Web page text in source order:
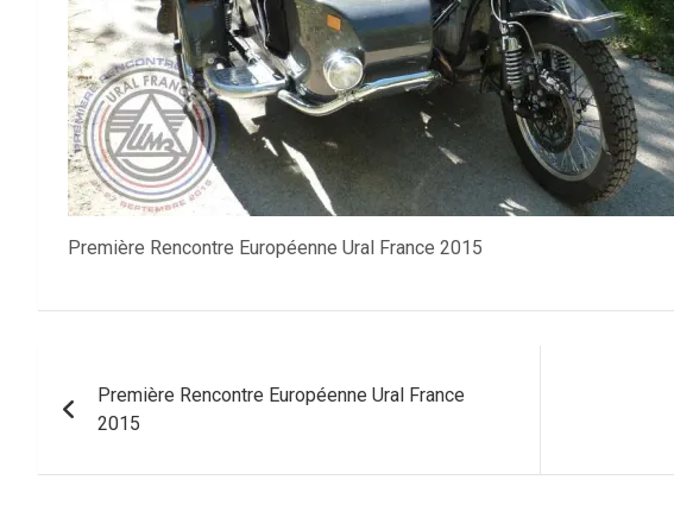
Première Rencontre Européenne Ural France 2015
de
Première Rencontre Européenne Ural France
2015